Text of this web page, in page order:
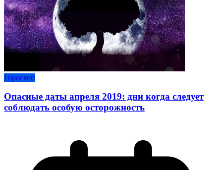
Гороскоп
Опасные даты апреля 2019: дни когда следует
соблюдать особую осторожность